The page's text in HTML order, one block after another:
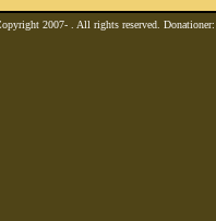
2007- . All rights reserved.